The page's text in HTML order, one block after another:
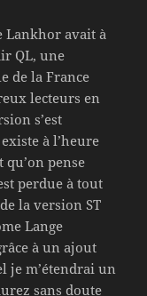
Lankhor avait à
QL, une
de la France
lecteurs en
s’est
à l’heure
pense
perdue à tout
la version ST
Lange
à un ajout
je m’étendrai un
sans doute